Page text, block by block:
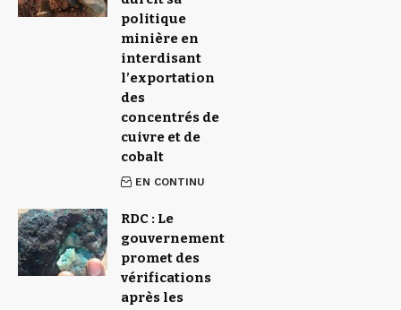
politique
minière en
interdisant
l’exportation
des
concentrés de
cuivre et de
cobalt
EN CONTINU
RDC : Le
gouvernement
promet des
vérifications
après les